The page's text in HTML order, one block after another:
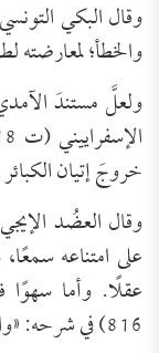
والخطأ؛ لمعارضته
ولعلَّ مستندَ
خروجَ إتيان
وقال العضُد
على امتناعه
عقلًا. وأما سهوًا
816) في شرحه: «والمختار خلافُه»